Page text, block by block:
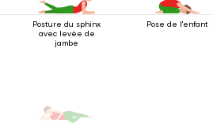
Posture du sphinx
avec levée de
jambe
Pose de l'enfant